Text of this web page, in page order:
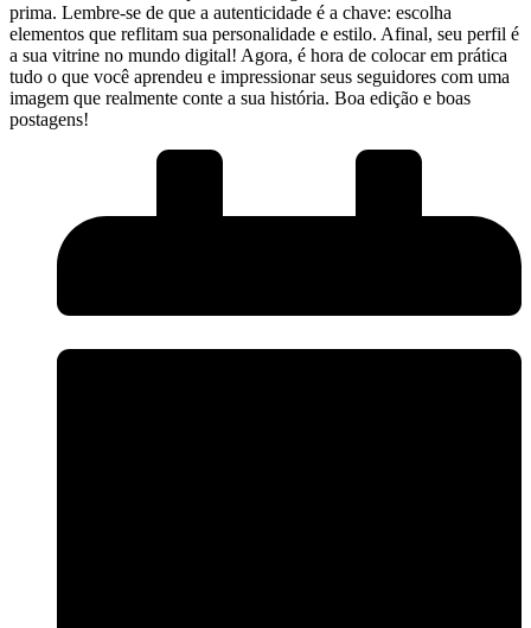
prima. Lembre-se de que a autenticidade é a chave: escolha
elementos que reflitam sua personalidade⁣ e‍ estilo. Afinal, seu ​perfil é
a sua vitrine no mundo digital! Agora,⁤ é hora de colocar em prática
tudo o que você aprendeu​ e impressionar seus seguidores com uma
imagem que‌ realmente conte a sua história. Boa edição e boas
postagens!